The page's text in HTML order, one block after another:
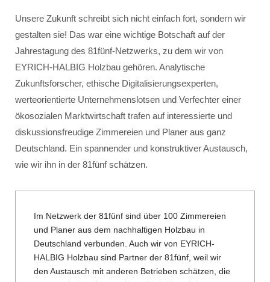
Unsere Zukunft schreibt sich nicht einfach fort, sondern wir
gestalten sie! Das war eine wichtige Botschaft auf der
Jahrestagung des 81fünf-Netzwerks, zu dem wir von
EYRICH-HALBIG Holzbau gehören. Analytische
Zukunftsforscher, ethische Digitalisierungsexperten,
werteorientierte Unternehmenslotsen und Verfechter einer
ökosozialen Marktwirtschaft trafen auf interessierte und
diskussionsfreudige Zimmereien und Planer aus ganz
Deutschland. Ein spannender und konstruktiver Austausch,
wie wir ihn in der 81fünf schätzen.
Im Netzwerk der 81fünf sind über 100 Zimmereien
und Planer aus dem nachhaltigen Holzbau in
Deutschland verbunden. Auch wir von EYRICH-
HALBIG Holzbau sind Partner der 81fünf, weil wir
den Austausch mit anderen Betrieben schätzen, die